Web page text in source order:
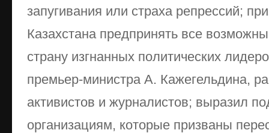
запугивания или страха репрессий;
Казахстана предпринять все
страну изгнанных политических
премьер-министра А. Кажегельдина,
активистов и журналистов; выразил
организациям, которые призваны